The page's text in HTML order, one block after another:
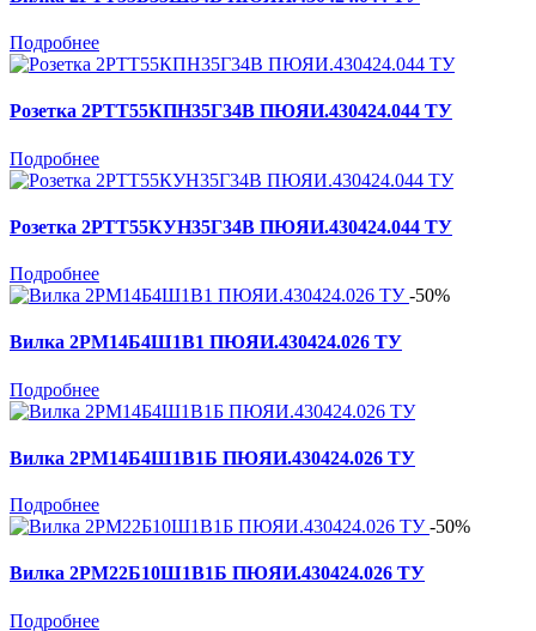
Подробнее
Розетка 2РТТ55КПН35Г34В ПЮЯИ.430424.044 ТУ
Подробнее
Розетка 2РТТ55КУН35Г34В ПЮЯИ.430424.044 ТУ
Подробнее
-50%
Вилка 2РМ14Б4Ш1В1 ПЮЯИ.430424.026 ТУ
Подробнее
Вилка 2РМ14Б4Ш1В1Б ПЮЯИ.430424.026 ТУ
Подробнее
-50%
Вилка 2РМ22Б10Ш1В1Б ПЮЯИ.430424.026 ТУ
Подробнее